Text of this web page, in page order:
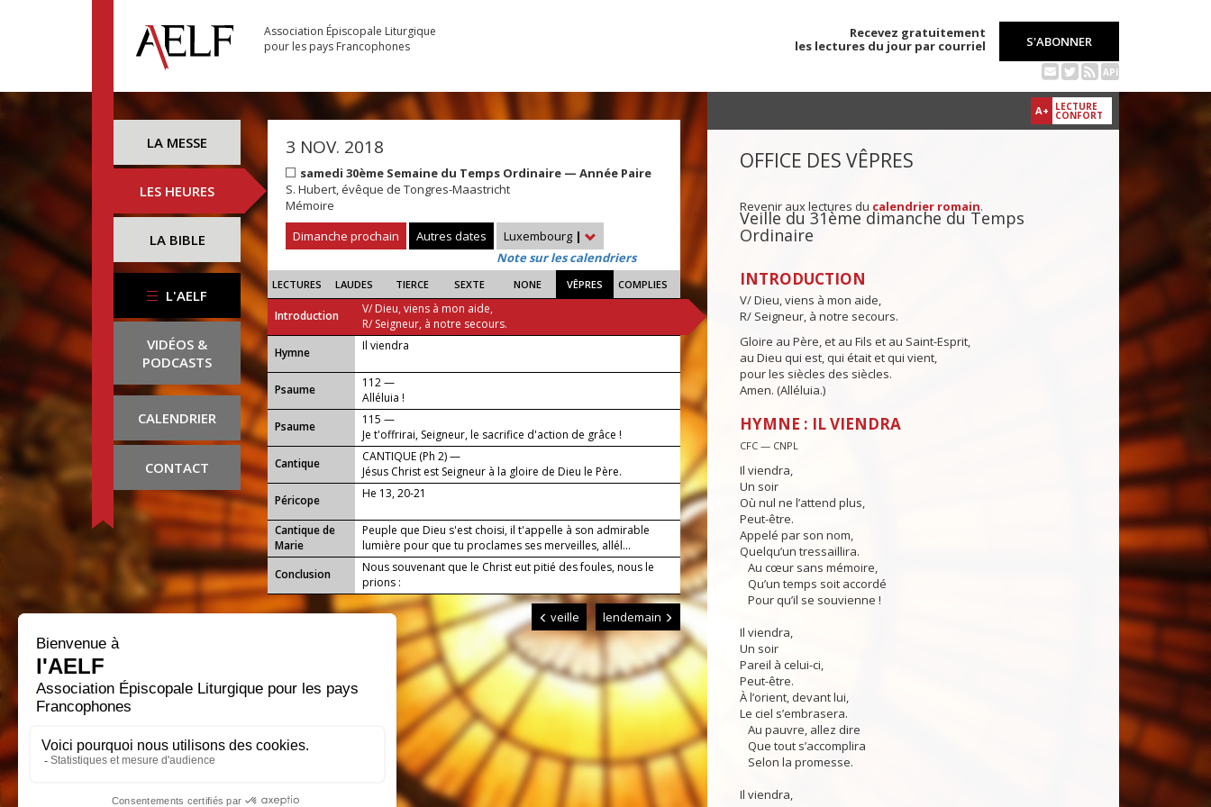
Association Épiscopale Liturgique
pour les pays Francophones
Recevez gratuitement
les lectures du jour par courriel
S'ABONNER
API
LA MESSE
LES HEURES
LA BIBLE
L'AELF
VIDÉOS &
PODCASTS
CALENDRIER
CONTACT
3 NOV. 2018
samedi 30ème Semaine du Temps Ordinaire — Année Paire
S. Hubert, évêque de Tongres-Maastricht
Mémoire
Dimanche prochain
Autres dates Luxembourg |
Note sur les calendriers
LECTURES LAUDES TIERCE SEXTE NONE VÊPRES COMPLIES
Introduction
V/ Dieu, viens à mon aide,
R/ Seigneur, à notre secours.
...
Hymne Il viendra
Psaume
112 —
Alléluia !
Psaume
115 —
Je t'offrirai, Seigneur, le sacrifice d'action de grâce !
Cantique
CANTIQUE (Ph 2) —
Jésus Christ est Seigneur à la gloire de Dieu le Père.
Péricope
He 13, 20-21
Cantique de
Marie
Peuple que Dieu s'est choisi, il t'appelle à son admirable
lumière pour que tu proclames ses merveilles, allél...
Conclusion
Nous souvenant que le Christ eut pitié des foules, nous le
prions :
veille lendemain
A+ LECTURE
CONFORT
OFFICE DES VÊPRES
Revenir aux lectures du calendrier romain.
Veille du 31ème dimanche du Temps
Ordinaire
INTRODUCTION
V/ Dieu, viens à mon aide,
R/ Seigneur, à notre secours.
Gloire au Père, et au Fils et au Saint-Esprit,
au Dieu qui est, qui était et qui vient,
pour les siècles des siècles.
Amen. (Alléluia.)
HYMNE : IL VIENDRA
CFC — CNPL
Il viendra,
Un soir
Où nul ne l’attend plus,
Peut-être.
Appelé par son nom,
Quelqu’un tressaillira.
Au cœur sans mémoire,
Qu’un temps soit accordé
Pour qu’il se souvienne !
Il viendra,
Un soir
Pareil à celui-ci,
Peut-être.
À l’orient, devant lui,
Le ciel s’embrasera.
Au pauvre, allez dire
Que tout s’accomplira
Selon la promesse.
Il viendra,